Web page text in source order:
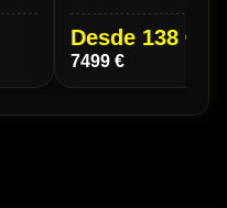
Desde 138 €/
7499 €